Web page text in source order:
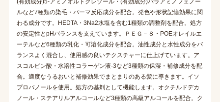
ルなど7種類の染毛・パーマ反応成分を配合。発色や形状記憶効果に関
わる成分です。HEDTA・3Na2水塩を含む1種類の調整剤を配合。処方
の安定性とpHバランスを支えています。ＰＥＧ－８・POEオレイルエ
ーテルなど6種類の乳化・可溶化成分を配合。油性成分と水性成分をバ
ランスよく混合し、使用感の良いテクスチャーに仕上げています。ア
スコルビン酸・水溶性コラーゲン液-3など3種類の保湿・補修成分を配
合。適度なうるおいと補修効果でまとまりのある髪に導きます。イソ
プロパノールを使用。処方の基剤として機能します。オクチルドデカ
ノール・ステアリルアルコールなど3種類の高級アルコールを配合。ク